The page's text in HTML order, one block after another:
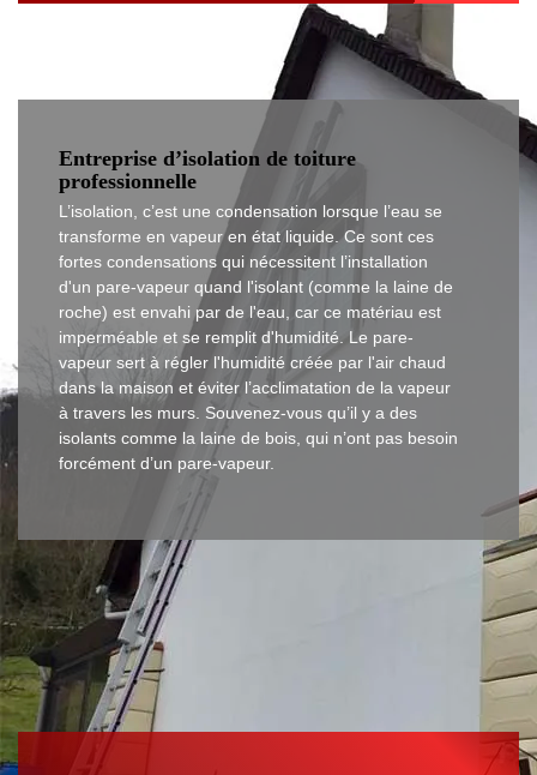
Entreprise d’isolation de toiture
professionnelle
L’isolation, c’est une condensation lorsque l’eau se
transforme en vapeur en état liquide. Ce sont ces
fortes condensations qui nécessitent l’installation
d'un pare-vapeur quand l'isolant (comme la laine de
roche) est envahi par de l'eau, car ce matériau est
imperméable et se remplit d'humidité. Le pare-
vapeur sert à régler l'humidité créée par l'air chaud
dans la maison et éviter l’acclimatation de la vapeur
à travers les murs. Souvenez-vous qu’il y a des
isolants comme la laine de bois, qui n’ont pas besoin
forcément d’un pare-vapeur.